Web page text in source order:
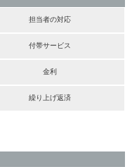
担当者の対応
付帯サービス
金利
繰り上げ返済